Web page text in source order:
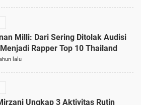
Milli: Dari Sering Ditolak Audisi
Rapper Top 10 Thailand
lalu
Ungkap 3 Aktivitas Rutin